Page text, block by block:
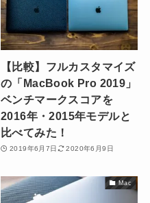
【比較】フルカスタマイズ
の「MacBook Pro 2019」
ベンチマークスコアを
2016年・2015年モデルと
比べてみた！
2019年6月7日 2020年6月9日
Mac